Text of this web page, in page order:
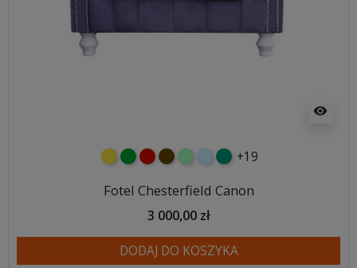
visibility
żółtyzielonyczerwony
czekoladowy
miętowybłękitny
turkusowy
+19
Fotel Chesterfield Canon
3 000,00 zł
DODAJ DO KOSZYKA